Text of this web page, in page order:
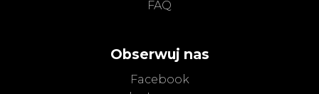
FAQ
Obserwuj nas
Facebook